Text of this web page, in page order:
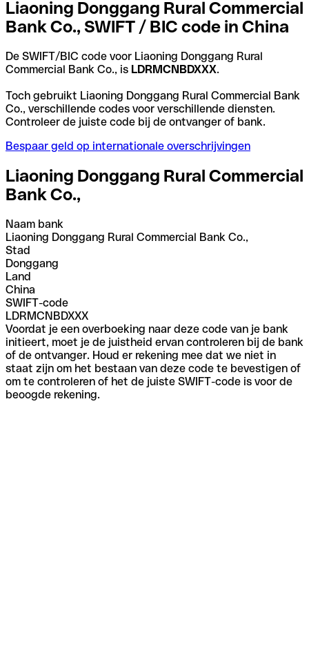
Liaoning Donggang Rural Commercial
Bank Co., SWIFT / BIC code in China
De SWIFT/BIC code voor Liaoning Donggang Rural
Commercial Bank Co., is LDRMCNBDXXX.
Toch gebruikt Liaoning Donggang Rural Commercial Bank
Co., verschillende codes voor verschillende diensten.
Controleer de juiste code bij de ontvanger of bank.
Bespaar geld op internationale overschrijvingen
Liaoning Donggang Rural Commercial
Bank Co.,
Naam bank
Liaoning Donggang Rural Commercial Bank Co.,
Stad
Donggang
Land
China
SWIFT-code
LDRMCNBDXXX
Voordat je een overboeking naar deze code van je bank
initieert, moet je de juistheid ervan controleren bij de bank
of de ontvanger. Houd er rekening mee dat we niet in
staat zijn om het bestaan van deze code te bevestigen of
om te controleren of het de juiste SWIFT-code is voor de
beoogde rekening.